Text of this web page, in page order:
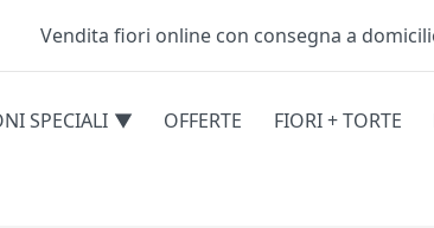
Testata
Vendita fiori online con consegna a
SPECIALI OFFERTE FIORI + TORTE